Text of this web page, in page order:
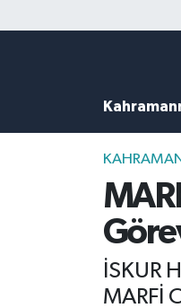
İSKUR
MARFİ
DULKADİROĞLU
ONİKİŞUBAT
Kahramanmaraş
Kahramanmaraş
Süper Lig Puan
Son Dakika